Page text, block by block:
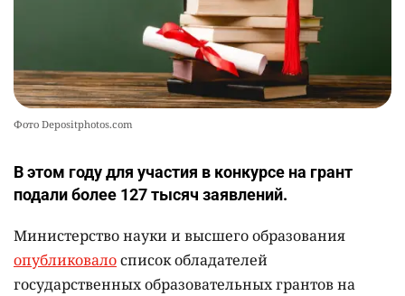
Фото Depositphotos.com
В этом году для участия в конкурсе на грант
подали более 127 тысяч заявлений.
Министерство науки и высшего образования
опубликовалосписок обладателей
государственных образовательных грантов на